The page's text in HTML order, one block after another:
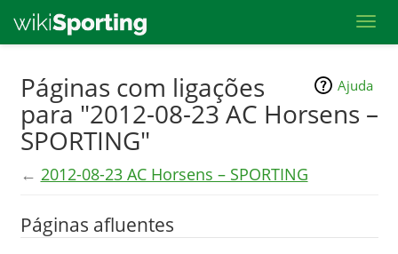
main
content
Ajuda
Páginas com ligações
para "2012-08-23 AC Horsens –
SPORTING"
← 2012-08-23 AC Horsens – SPORTING
Páginas afluentes